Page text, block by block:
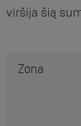
viršija šią
Zona